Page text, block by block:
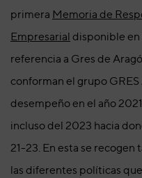
primera Memoria de
Empresarial disponible en
referencia a Gres de
conforman el grupo
desempeño en el año
incluso del 2023 hacia
21-23. En esta se
las diferentes políticas